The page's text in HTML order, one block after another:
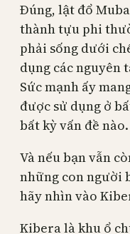
Đúng, lật đổ
thành tựu phi
phải sống dưới
dụng các nguyên
Sức mạnh ấy
được sử dụng ở
bất kỳ vấn đề nào.
Và nếu bạn vẫn
những con người
hãy nhìn vào
Kibera là khu ổ